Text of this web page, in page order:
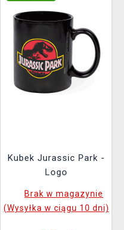
Kubek Jurassic Park -
Logo
Brak w magazynie
(Wysyłka w ciągu 10 dni)